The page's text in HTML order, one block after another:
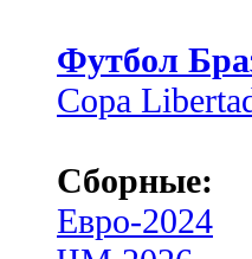
Футбол
Copa
Сборные:
Евро-2024